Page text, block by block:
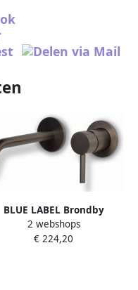
BLUE LABEL Brondby
wand 18cm
start incl. inbouwdeel
2 webshops
€ 224,20